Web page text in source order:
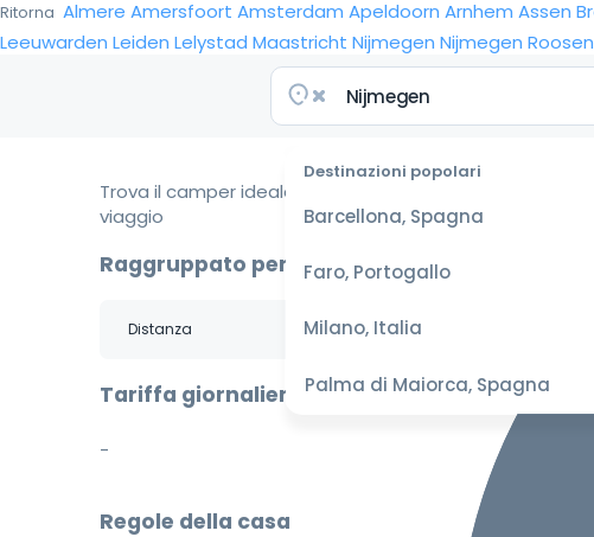
Ritorna Almere Amersfoort Amsterdam Apeldoorn Arnhem Assen
Leeuwarden Leiden Lelystad Maastricht Nijmegen Nijmegen
Destinazioni popolari
Barcellona, Spagna
Faro, Portogallo
Milano, Italia
Palma di Maiorca, Spagna
Trova il camper ideale per il tuo
viaggio
Raggruppato per
Tariffa giornaliera
-
Regole della casa